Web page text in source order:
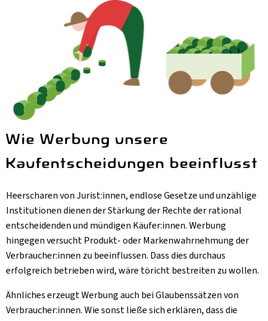
Wie Werbung unsere
Kaufentscheidungen beeinflusst
Heerscharen von Jurist:innen, endlose Gesetze und unzählige
Institutionen dienen der Stärkung der Rechte der rational
entscheidenden und mündigen Käufer:innen. Werbung
hingegen versucht Produkt- oder Markenwahrnehmung der
Verbraucher:innen zu beeinflussen. Dass dies durchaus
erfolgreich betrieben wird, wäre töricht bestreiten zu wollen.
Ähnliches erzeugt Werbung auch bei Glaubenssätzen von
Verbraucher:innen. Wie sonst ließe sich erklären, dass die